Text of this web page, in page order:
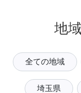
地
全ての地域
埼玉県